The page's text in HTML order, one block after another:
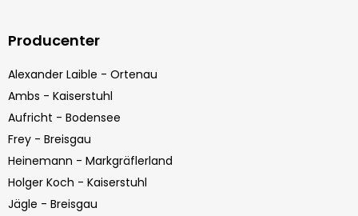
Producenter
Alexander Laible - Ortenau
Ambs - Kaiserstuhl
Aufricht - Bodensee
Frey - Breisgau
Heinemann - Markgräflerland
Holger Koch - Kaiserstuhl
Jägle - Breisgau